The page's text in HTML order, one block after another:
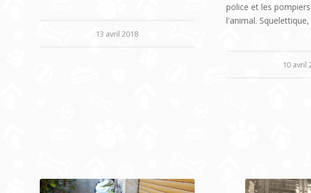
13 avril 2018
police et les
l'animal.
10 avril